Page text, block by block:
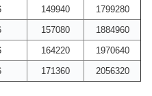
149940
1799280
157080
1884960
164220
1970640
171360 2056320